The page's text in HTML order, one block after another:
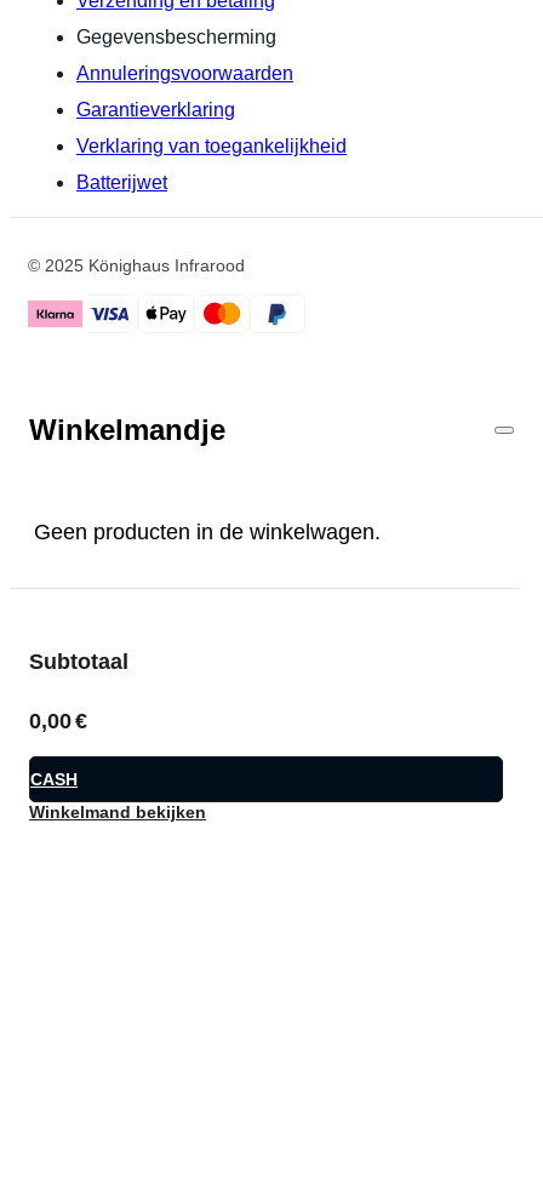
Gegevensbescherming
Annuleringsvoorwaarden
Garantieverklaring
Verklaring van toegankelijkheid
Batterijwet
© 2025 Könighaus Infrarood
Winkelmandje
Geen producten in de winkelwagen.
Subtotaal
0,00€
CASH
Winkelmand bekijken